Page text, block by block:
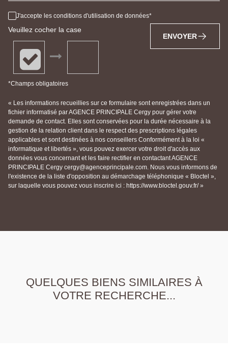
J'accepte les conditions d'utilisation de données
Veuillez cocher la case
*Champs obligatoires
ENVOYER
« Les informations recueillies sur ce formulaire sont enregistrées dans un
fichier informatisé par AGENCE PRINCIPALE Cergy pour gérer votre
demande de contact. Elles sont conservées pour la durée nécessaire à la
gestion de la relation client dans le respect des prescriptions légales
applicables et sont destinées à nos conseillers Conformément à la loi «
informatique et libertés », vous pouvez exercer votre droit d'accès aux
données vous concernant et les faire rectifier en contactant AGENCE
PRINCIPALE Cergy cergy@agenceprincipale.com. Nous vous informons de
l'existence de la liste d'opposition au démarchage téléphonique « Bloctel »,
sur laquelle vous pouvez vous inscrire ici : https://www.bloctel.gouv.fr/ »
QUELQUES BIENS SIMILAIRES À
VOTRE RECHERCHE...